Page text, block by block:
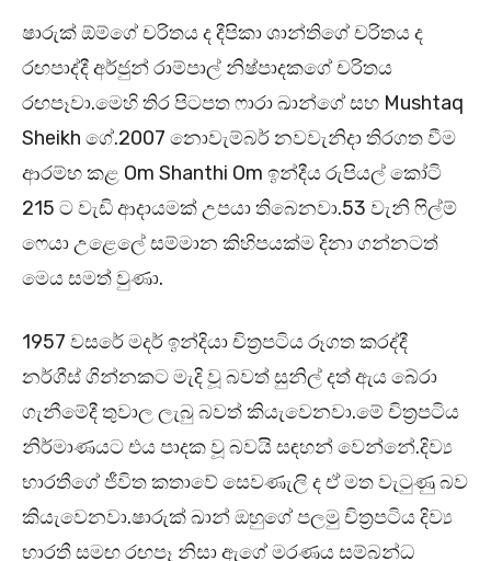
ෂාරුක් ඕම්ගේ චරිතය ද දීපිකා ශාන්තිගේ චරිතය ද
රඟපාද්දී අර්ජුන් රාම්පාල් නිෂ්පාදකගේ චරිතය
රඟපෑවා.මෙහි තිර පිටපත ෆාරා ඛාන්ගේ සහ Mushtaq
Sheikh ගේ.2007 නොවැම්බර් නවවැනිදා තිරගත වීම
ආරම්භ කළ Om Shanthi Om ඉන්දීය රුපියල් කෝටි
215 ට වැඩි ආදායමක් උපයා තිබෙනවා.53 වැනි ෆිල්ම්
ෆෙයා උළෙලේ සම්මාන කිහිපයක්ම දිනා ගන්නටත්
මෙය සමත් වුණා.
1957 වසරේ මදර් ඉන්දියා චිත්‍රපටිය රූගත කරද්දී
නර්ගීස් ගින්නකට මැදි වූ බවත් සුනිල් දත් ඇය බේරා
ගැනීමේදී තුවාල ලැබු බවත් කියැවෙනවා.මේ චිත්‍රපටිය
නිර්මාණයට එය පාදක වූ බවයි සඳහන් වෙන්නේ.දිව්‍ය
භාරතීගේ ජීවිත කතාවේ සෙවණැලි ද ඒ මත වැටුණු බව
කියැවෙනවා.ෂාරුක් ඛාන් ඔහුගේ පලමු චිත්‍රපටිය දිව්‍ය
භාරතී සමඟ රඟපෑ නිසා ඇගේ මරණය සම්බන්ධ